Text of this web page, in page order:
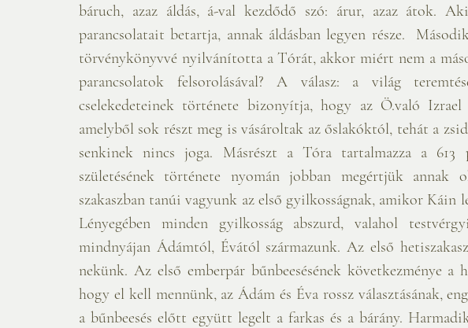
báruch, azaz áldás, á-val kezdődő szó: árur, azaz átok.
parancsolatait betartja, annak áldásban legyen része.
törvénykönyvvé nyilvánította a Tórát, akkor miért nem a
parancsolatok felsorolásával? A válasz: a világ
cselekedeteinek története bizonyítja, hogy az Ö.való
amelyből sok részt meg is vásároltak az őslakóktól, tehát a
senkinek nincs joga. Másrészt a Tóra tartalmazza a 613
születésének története nyomán jobban megértjük
szakaszban tanúi vagyunk az első gyilkosságnak, amikor Káin
Lényegében minden gyilkosság abszurd, valahol
mindnyájan Ádámtól, Évától származunk. Az első
nekünk. Az első emberpár bűnbeesésének következménye
hogy el kell mennünk, az Ádám és Éva rossz választásának,
a bűnbeesés előtt együtt legelt a farkas és a bárány.